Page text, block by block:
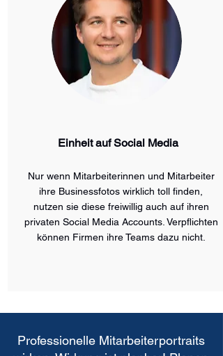
Einheit auf Social Media
Nur wenn Mitarbeiterinnen und Mitarbeiter
ihre Businessfotos wirklich toll finden,
nutzen sie diese freiwillig auch auf ihren
privaten Social Media Accounts. Verpflichten
können Firmen ihre Teams dazu nicht.
Professionelle Mitarbeiterportraits